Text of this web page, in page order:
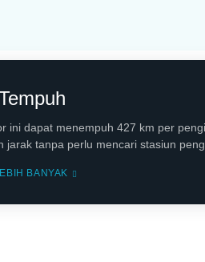
ini dapat menempuh 427 km per
jarak tanpa perlu mencari stasiun
BANYAK